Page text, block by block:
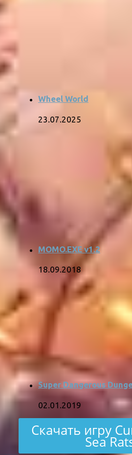
Wheel World
23.07.2025
MOMO.EXE v1.2
18.09.2018
Super Dangerous
02.01.2019
Скачать игру
Sea